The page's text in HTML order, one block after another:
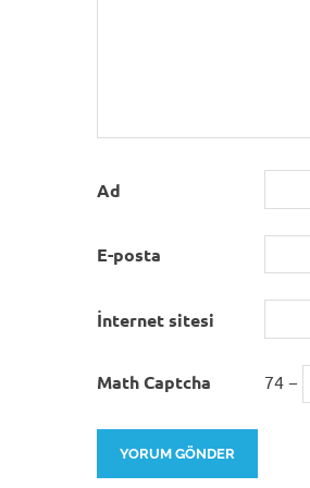
Ad
E-posta
İnternet sitesi
Math Captcha 74 −